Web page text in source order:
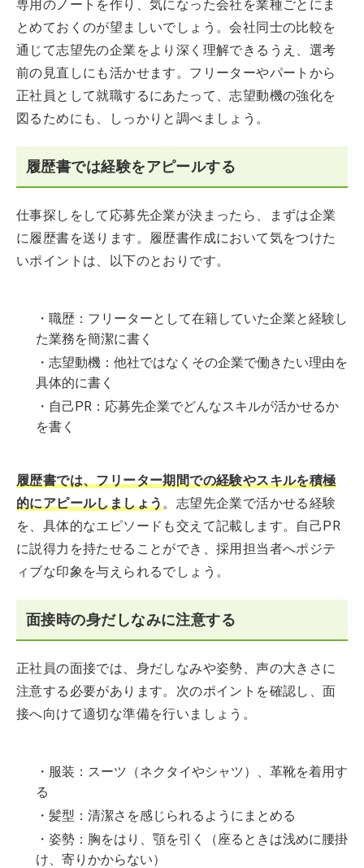
専用のノートを作り、気になった会社を業種ごとにま
とめておくのが望ましいでしょう。会社同士の比較を
通じて志望先の企業をより深く理解できるうえ、選考
前の見直しにも活かせます。フリーターやパートから
正社員として就職するにあたって、志望動機の強化を
図るためにも、しっかりと調べましょう。
履歴書では経験をアピールする
仕事探しをして応募先企業が決まったら、まずは企業
に履歴書を送ります。履歴書作成において気をつけた
いポイントは、以下のとおりです。
・職歴：フリーターとして在籍していた企業と経験し
た業務を簡潔に書く
・志望動機：他社ではなくその企業で働きたい理由を
具体的に書く
・自己PR：応募先企業でどんなスキルが活かせるか
を書く
履歴書では、フリーター期間での経験やスキルを積極
的にアピールしましょう 。志望先企業で活かせる経験
を、具体的なエピソードも交えて記載します。自己PR
に説得力を持たせることができ、採用担当者へポジテ
ィブな印象を与えられるでしょう。
面接時の身だしなみに注意する
正社員の面接では、身だしなみや姿勢、声の大きさに
注意する必要があります。次のポイントを確認し、面
接へ向けて適切な準備を行いましょう。
・服装：スーツ（ネクタイやシャツ）、革靴を着用す
る
・髪型：清潔さを感じられるようにまとめる
・姿勢：胸をはり、顎を引く（座るときは浅めに腰掛
け、寄りかからない）